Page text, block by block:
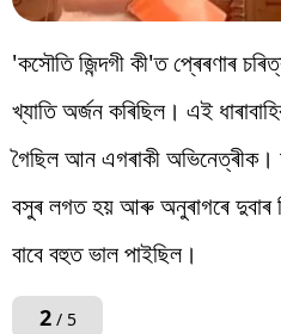
'কসৌতি জিন্দগী কী'ত প্ৰেৰণাৰ
খ্যাতি অৰ্জন কৰিছিল। এই
গৈছিল আন এগৰাকী অভিনেত্ৰীক।
বসুৰ লগত হয় আৰু অনুৰাগৰে দুবাৰ
বাবে বহুত ভাল পাইছিল।
2/ 5